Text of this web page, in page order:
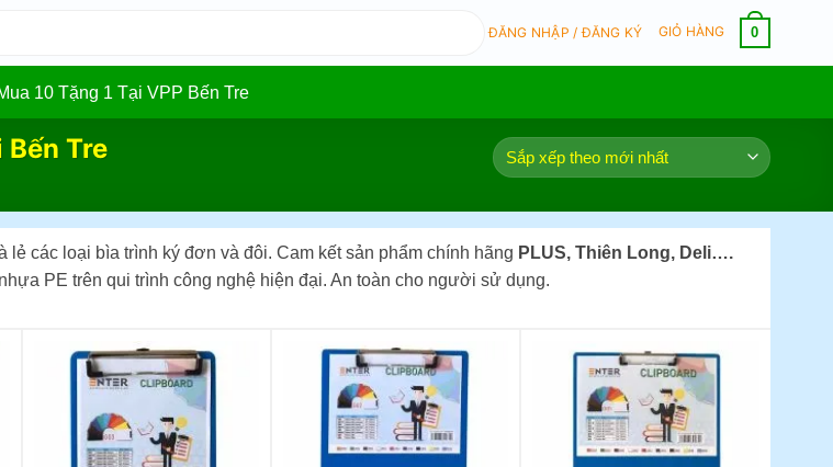
ĐĂNG NHẬP / ĐĂNG KÝ GIỎ HÀNG 0
10 Tặng 1 Tại VPP Bến Tre
Bến Tre
lẻ các loại bìa trình ký đơn và đôi. Cam kết sản phẩm chính hãng PLUS, Thiên Long, Deli….
PE trên qui trình công nghệ hiện đại. An toàn cho người sử dụng.